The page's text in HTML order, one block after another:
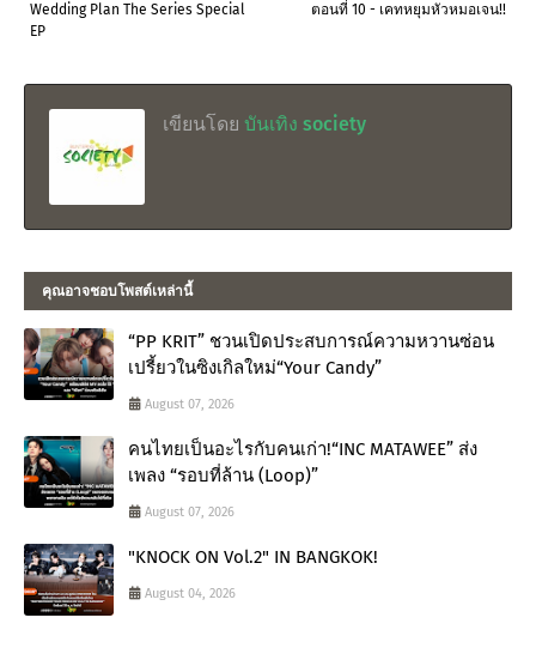
ตอนที่ 10 - เคทหยุมหัวหมอเจน!!
Wedding Plan The Series Special
EP
เขียนโดย บันเทิง society
คุณอาจชอบโพสต์เหล่านี้
“PP KRIT” ชวนเปิดประสบการณ์ความหวานซ่อน
เปรี้ยวในซิงเกิลใหม่“Your Candy”
August 07, 2026
คนไทยเป็นอะไรกับคนเก่า!“INC MATAWEE” ส่ง
เพลง “รอบที่ล้าน (Loop)”
August 07, 2026
"KNOCK ON Vol.2" IN BANGKOK!
August 04, 2026